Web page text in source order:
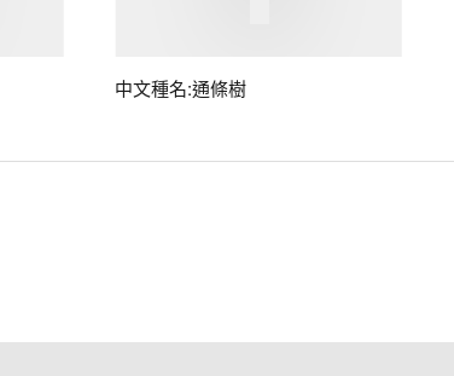
中文種名:通條樹